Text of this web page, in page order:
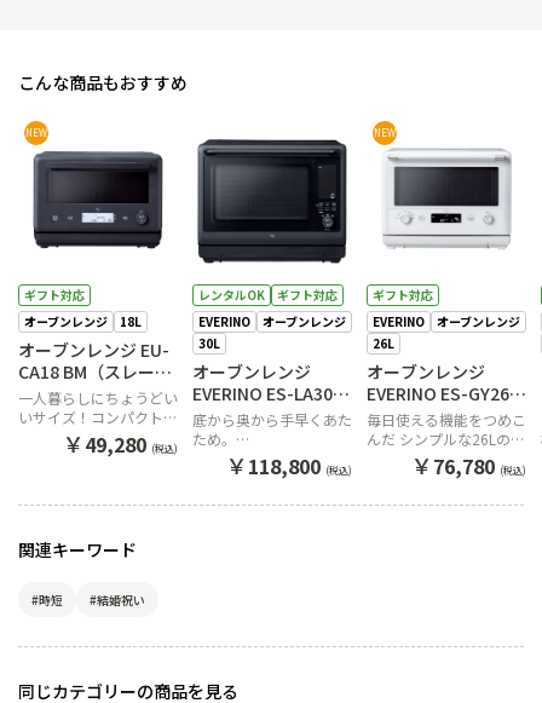
こんな商品もおすすめ
NEW
ギフト対応
オーブンレンジ
18L
オーブンレンジ EU-
CA18 BM（スレート
ブラック）
一人暮らしにちょうどい
いサイズ！コンパクトな
18Lオーブンレンジ
￥49,280 (税込)
レンタルOK
ギフト対応
EVERINO
オーブンレンジ
30L
オーブンレンジ
EVERINO ES-LA30
BA（ブラック）
底から奥から手早くあた
ため。
レンジ革命を起こす30L
のエブリノ
￥118,800 (税込)
NEW
ギフト対応
EVERINO
オーブンレンジ
26L
オーブンレンジ
EVERINO ES-GY26
WA（ホワイト）
毎日使える機能をつめこ
んだ シンプルな26Lのオ
ーブンレンジ EVERINO
￥76,780 (税込)
関連キーワード
#時短 #結婚祝い
同じカテゴリーの商品を見る